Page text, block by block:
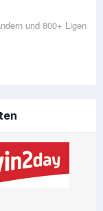
und 800+ Ligen